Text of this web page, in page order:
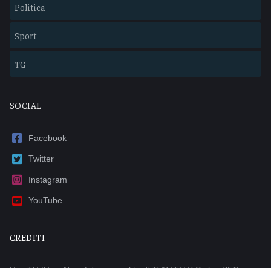
Politica
Sport
TG
SOCIAL
Facebook
Twitter
Instagram
YouTube
CREDITI